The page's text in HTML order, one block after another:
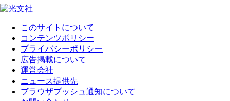
このサイトについて
コンテンツポリシー
プライバシーポリシー
広告掲載について
運営会社
ニュース提供先
ブラウザプッシュ通知について